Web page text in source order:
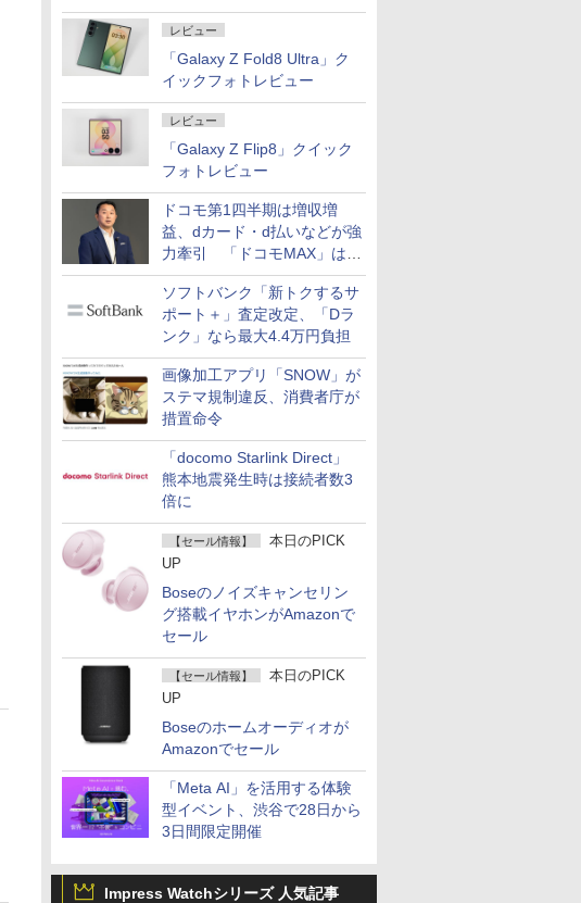
レビュー
「Galaxy Z Fold8 Ultra」ク
イックフォトレビュー
レビュー
「Galaxy Z Flip8」クイック
フォトレビュー
ドコモ第1四半期は増収増
益、dカード・d払いなどが強
力牽引 「ドコモMAX」は
400万契約突破
ソフトバンク「新トクするサ
ポート＋」査定改定、「Dラ
ンク」なら最大4.4万円負担
画像加工アプリ「SNOW」が
ステマ規制違反、消費者庁が
措置命令
「docomo Starlink Direct」
熊本地震発生時は接続者数3
倍に
【セール情報】
本日のPICK
UP
Boseのノイズキャンセリン
グ搭載イヤホンがAmazonで
セール
【セール情報】
本日のPICK
UP
Boseのホームオーディオが
Amazonでセール
「Meta AI」を活用する体験
型イベント、渋谷で28日から
3日間限定開催
Impress Watchシリーズ 人気記事